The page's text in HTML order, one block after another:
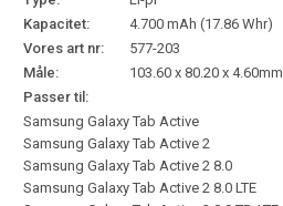
Kapacitet:
4.700 mAh (17.86 Whr)
Vores art nr:
577-203
Måle:
103.60 x 80.20 x 4.60mm
Passer til:
Samsung Galaxy Tab Active
Samsung Galaxy Tab Active 2
Samsung Galaxy Tab Active 2 8.0
Samsung Galaxy Tab Active 2 8.0 LTE